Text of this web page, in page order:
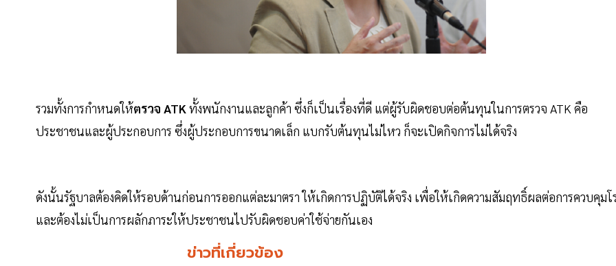
รวมทั้งการกำหนดให้ตรวจ ATK ทั้งพนักงานและลูกค้า ซึ่งก็เป็นเรื่องที่ดี แต่ผู้รับผิดชอบต่อต้นทุนในการตรวจ ATK คือ
ประชาชนและผู้ประกอบการ ซึ่งผู้ประกอบการขนาดเล็ก แบกรับต้นทุนไม่ไหว ก็จะเปิดกิจการไม่ได้จริง
ดังนั้นรัฐบาลต้องคิดให้รอบด้านก่อนการออกแต่ละมาตรา ให้เกิดการปฏิบัติได้จริง เพื่อให้เกิดความสัมฤทธิ์ผลต่อการควบคุมโ
และต้องไม่เป็นการผลักภาระให้ประชาชนไปรับผิดชอบค่าใช้จ่ายกันเอง
ข่าวที่เกี่ยวข้อง